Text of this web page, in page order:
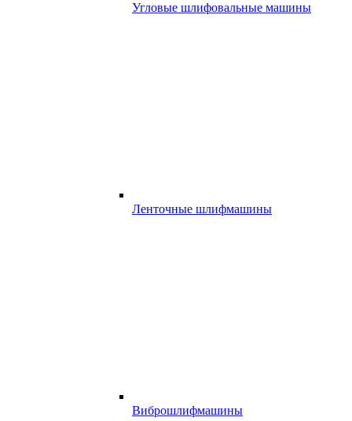
Угловые шлифовальные машины
Ленточные шлифмашины
Виброшлифмашины